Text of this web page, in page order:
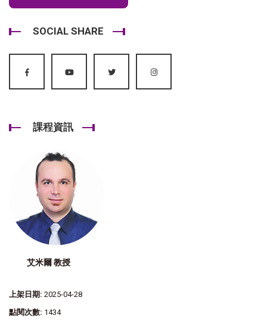
SOCIAL SHARE
課程資訊
艾米爾 教授
上架日期: 2025-04-28
點閱次數: 1434